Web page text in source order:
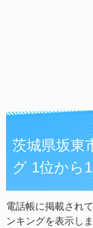
茨城県坂東
グ 1位から
電話帳に掲載され
ンキングを表示しま